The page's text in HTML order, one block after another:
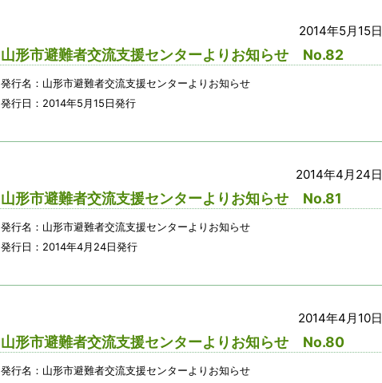
2014年5月15日
山形市避難者交流支援センターよりお知らせ No.82
発行名：山形市避難者交流支援センターよりお知らせ
発行日：2014年5月15日発行
2014年4月24日
山形市避難者交流支援センターよりお知らせ No.81
発行名：山形市避難者交流支援センターよりお知らせ
発行日：2014年4月24日発行
2014年4月10日
山形市避難者交流支援センターよりお知らせ No.80
発行名：山形市避難者交流支援センターよりお知らせ